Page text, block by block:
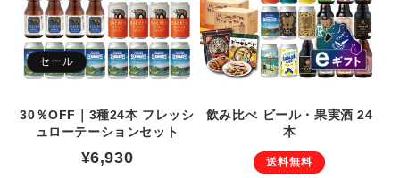
セール
30％OFF｜3種24本 フレッシ
ュローテーションセット
¥6,930
飲み比べ ビール・果実酒 24
本
送料無料